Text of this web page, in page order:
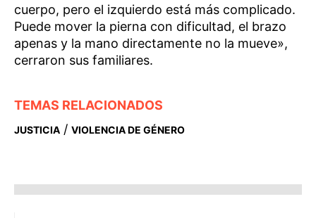
cuerpo, pero el izquierdo está más complicado.
Puede mover la pierna con dificultad, el brazo
apenas y la mano directamente no la mueve»,
cerraron sus familiares.
TEMAS RELACIONADOS
JUSTICIA / VIOLENCIA DE GÉNERO